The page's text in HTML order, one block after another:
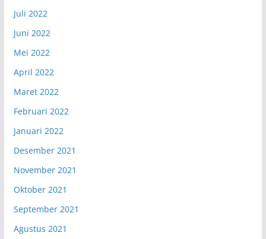
Juli 2022
Juni 2022
Mei 2022
April 2022
Maret 2022
Februari 2022
Januari 2022
Desember 2021
November 2021
Oktober 2021
September 2021
Agustus 2021